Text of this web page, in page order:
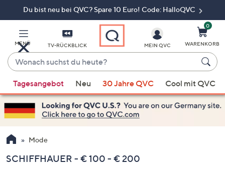
Du bist neu bei QVC? Spare 10 Euro! Code: HalloQVC
MENÜ TV-RÜCKBLICK
Wonach
suchst
du
heute?
Vorschläge
verfügbar
sind,
verwenden
Sie
Pfeiltasten
MEIN QVC
0
WARENKORB
Tagesangebot Neu 30 Jahre QVC Cool mit QVC
Mode
SCHIFFHAUER - € 100 - € 200